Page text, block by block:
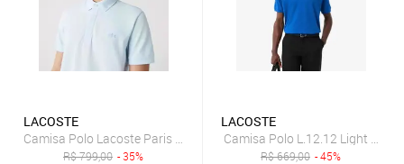
LACOSTE
R$799,00 - 35%
LACOSTE
Camisa Polo L.12.12 Light
R$669,00 - 45%